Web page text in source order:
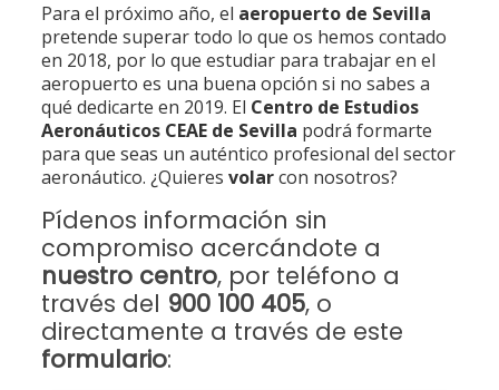
Para el próximo año, el aeropuerto de Sevilla
pretende superar todo lo que os hemos contado
en 2018, por lo que estudiar para trabajar en el
aeropuerto es una buena opción si no sabes a
qué dedicarte en 2019. El Centro de Estudios
Aeronáuticos CEAE de Sevilla podrá formarte
para que seas un auténtico profesional del sector
aeronáutico. ¿Quieres volarcon nosotros?
Pídenos información sin
compromiso acercándote a
nuestro centro, por teléfono a
través del 900 100 405, o
directamente a través de este
formulario: